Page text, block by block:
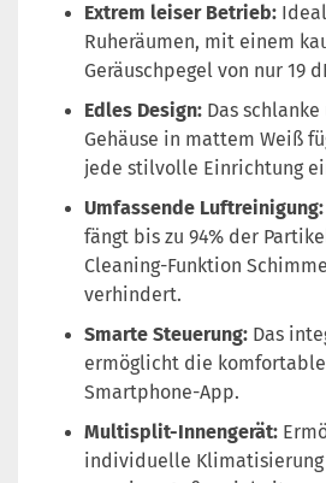
Extrem leiser Betrieb:
Ruheräumen, mit einem
Geräuschpegel von nur 19
Edles Design: Das
Gehäuse in mattem Weiß
jede stilvolle Einrichtung
Umfassende Luftreinigung:
fängt bis zu 94% der
Cleaning-Funktion
verhindert.
Smarte Steuerung: Das
ermöglicht die
Smartphone-App.
Multisplit-Innengerät:
individuelle Klimatisierung